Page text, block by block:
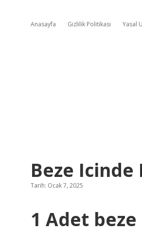
Anasayfa Gizlilik Politikası Yasal
Beze Icinde
Tarih: Ocak 7, 2025
1 Adet